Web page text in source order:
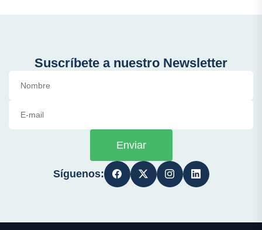
Suscríbete a nuestro Newsletter
Enviar
Síguenos: